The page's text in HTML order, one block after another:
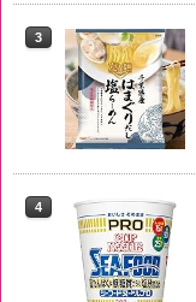
3
4
3
4
3
4